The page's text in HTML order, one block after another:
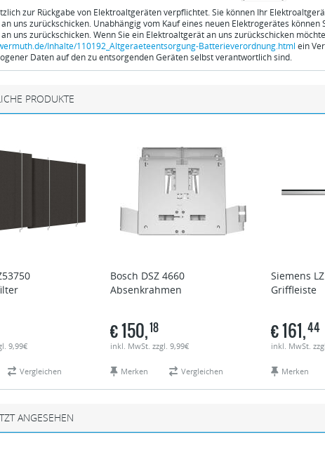
zur Rückgabe von Elektroaltgeräten verpflichtet. Sie können Ihr
uns zurückschicken. Unabhängig vom Kauf eines neuen Elektrogerätes
uns zurückschicken. Wenn Sie ein Elektroaltgerät an uns zurückschicken
Inhalte/110192_Altgeraeteentsorgung-Batterieverordnung.html ein
Daten auf den zu entsorgenden Geräten selbst verantwortlich sind.
PRODUKTE
9,99€
Vergleichen
Bosch DSZ 4660
Absenkrahmen
€150,18
inkl. MwSt. zzgl. 9,99€
Merken Vergleichen
Siemens
Griffleiste
€161,44
inkl. MwSt.
Merken
ANGESEHEN